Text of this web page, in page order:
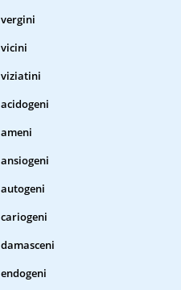
vergini
vicini
viziatini
acidogeni
ameni
ansiogeni
autogeni
cariogeni
damasceni
endogeni